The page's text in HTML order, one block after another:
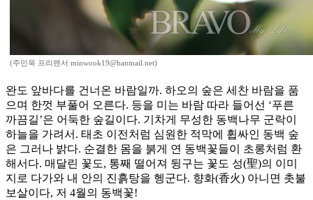
(주민욱 프리랜서 minwook19@hanmail.net)
완도 앞바다를 건너온 바람일까. 하오의 숲은 세찬 바람을 품
으며 한껏 부풀어 오른다. 등을 미는 바람 따라 들어선 ‘푸른
까끔길’은 어둑한 숲길이다. 기차게 무성한 동백나무 군락이
하늘을 가려서. 태초 이전처럼 심원한 적막에 휩싸인 동백 숲
은 그러나 밝다. 순결한 몸을 붉게 연 동백꽃들이 초롱처럼 환
해서다. 매달린 꽃도, 통째 떨어져 뒹구는 꽃도 성(聖)의 이미
지로 다가와 내 안의 진흙탕을 헹군다. 향화(香火) 아니면 촛불
보살이다, 저 4월의 동백꽃!